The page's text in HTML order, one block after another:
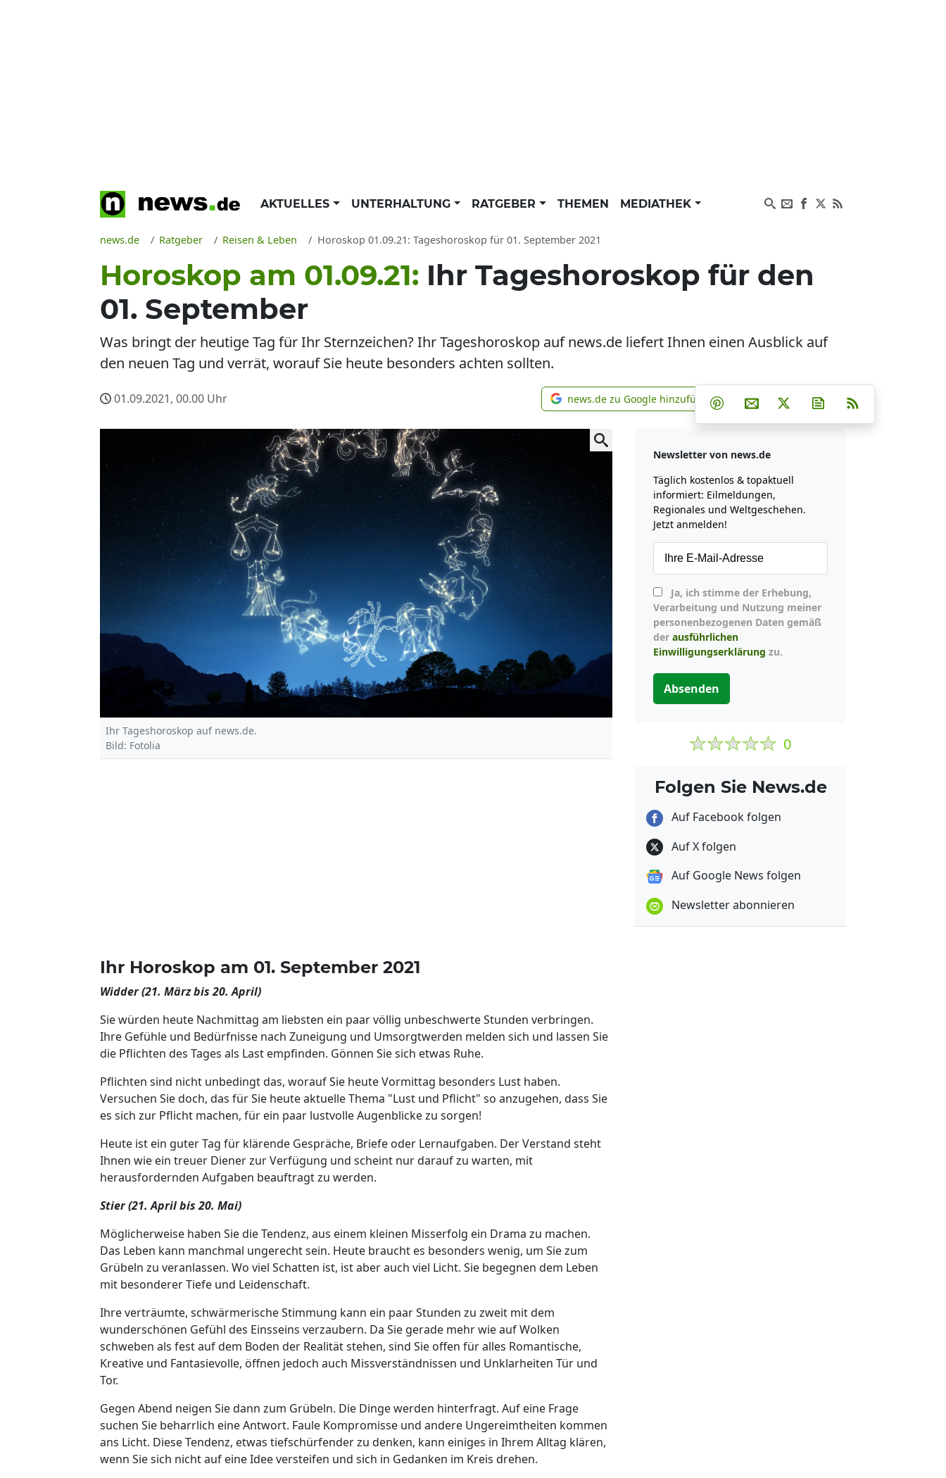
AKTUELLES UNTERHALTUNG RATGEBER THEMEN MEDIATHEK
news.de Ratgeber Reisen & Leben Horoskop 01.09.21: Tageshoroskop für 01. September 2021
Horoskop am 01.09.21: Ihr Tageshoroskop für den
01. September
Was bringt der heutige Tag für Ihr Sternzeichen? Ihr Tageshoroskop auf news.de liefert Ihnen einen Ausblick auf
den neuen Tag und verrät, worauf Sie heute besonders achten sollten.
01.09.2021, 00.00 Uhr news.de zu Google hinzufügen
news.de zu Google hinzufügen Teilen auf Facebook
Teilen auf Whatsapp
Teilen auf Telegram
Teilen auf Pinterest
Per E-Mail teilen
Post auf XNewsletter
Ihr Tageshoroskop auf news.de.
Bild: Fotolia
Ihr Horoskop am 01. September 2021
Widder (21. März bis 20. April)
Sie würden heute Nachmittag am liebsten ein paar völlig unbeschwerte Stunden verbringen.
Ihre Gefühle und Bedürfnisse nach Zuneigung und Umsorgtwerden melden sich und lassen Sie
die Pflichten des Tages als Last empfinden. Gönnen Sie sich etwas Ruhe.
Pflichten sind nicht unbedingt das, worauf Sie heute Vormittag besonders Lust haben.
Versuchen Sie doch, das für Sie heute aktuelle Thema "Lust und Pflicht" so anzugehen, dass Sie
es sich zur Pflicht machen, für ein paar lustvolle Augenblicke zu sorgen!
Heute ist ein guter Tag für klärende Gespräche, Briefe oder Lernaufgaben. Der Verstand steht
Ihnen wie ein treuer Diener zur Verfügung und scheint nur darauf zu warten, mit
herausfordernden Aufgaben beauftragt zu werden.
Stier (21. April bis 20. Mai)
Möglicherweise haben Sie die Tendenz, aus einem kleinen Misserfolg ein Drama zu machen.
Das Leben kann manchmal ungerecht sein. Heute braucht es besonders wenig, um Sie zum
Grübeln zu veranlassen. Wo viel Schatten ist, ist aber auch viel Licht. Sie begegnen dem Leben
mit besonderer Tiefe und Leidenschaft.
Ihre verträumte, schwärmerische Stimmung kann ein paar Stunden zu zweit mit dem
wunderschönen Gefühl des Einsseins verzaubern. Da Sie gerade mehr wie auf Wolken
schweben als fest auf dem Boden der Realität stehen, sind Sie offen für alles Romantische,
Kreative und Fantasievolle, öffnen jedoch auch Missverständnissen und Unklarheiten Tür und
Tor.
Gegen Abend neigen Sie dann zum Grübeln. Die Dinge werden hinterfragt. Auf eine Frage
suchen Sie beharrlich eine Antwort. Faule Kompromisse und andere Ungereimtheiten kommen
ans Licht. Diese Tendenz, etwas tiefschürfender zu denken, kann einiges in Ihrem Alltag klären,
wenn Sie sich nicht auf eine Idee versteifen und sich in Gedanken im Kreis drehen.
Newsletter von news.de
Täglich kostenlos & topaktuell
informiert: Eilmeldungen,
Regionales und Weltgeschehen.
Jetzt anmelden!
Verarbeitung und Nutzung meiner
personenbezogenen Daten gemäß
der ausführlichen
Einwilligungserklärung zu.
Absenden
0
Folgen Sie News.de
Auf Facebook folgen
Auf X folgen
Auf Google News folgen
Newsletter abonnieren